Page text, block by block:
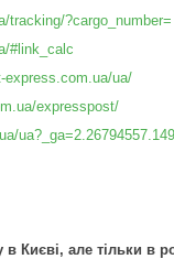
tracking/?cargo_number=
#link_calc
express.com.ua/ua/
expresspost/
в Києві, але тільки в